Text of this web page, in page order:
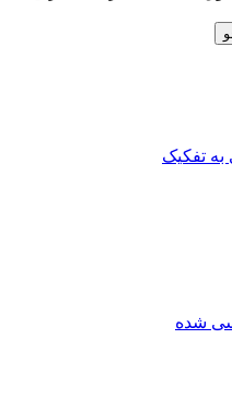
به تفکیک
شده